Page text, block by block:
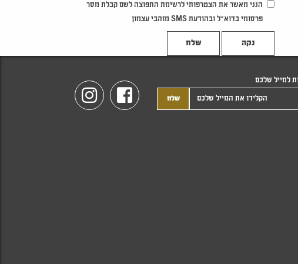
הנני מאשר את הצטרפותי לרשימת התפוצה לשם קבלת מסר
פרסומי בדוא"ל ובהודעת SMS מזהבי עצמון
נקה
Facebook
Instagram
למייל שלכם